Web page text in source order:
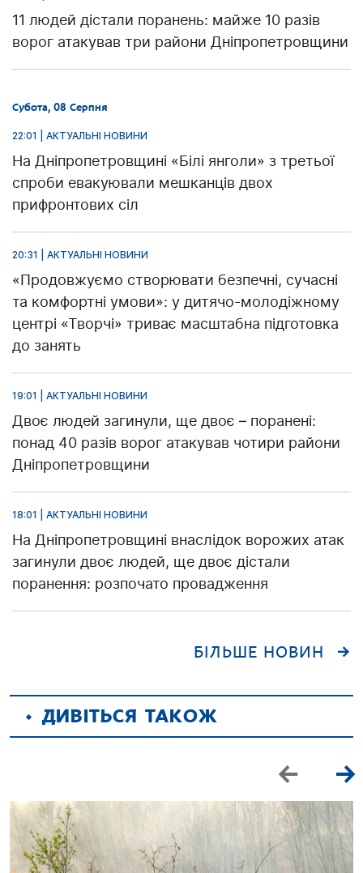
11 людей дістали поранень: майже 10 разів
ворог атакував три райони Дніпропетровщини
Субота, 08 Серпня
22:01 | АКТУАЛЬНІ НОВИНИ
На Дніпропетровщині «Білі янголи» з третьої
спроби евакуювали мешканців двох
прифронтових сіл
20:31 | АКТУАЛЬНІ НОВИНИ
«Продовжуємо створювати безпечні, сучасні
та комфортні умови»: у дитячо-молодіжному
центрі «Творчі» триває масштабна підготовка
до занять
19:01 | АКТУАЛЬНІ НОВИНИ
Двоє людей загинули, ще двоє – поранені:
понад 40 разів ворог атакував чотири райони
Дніпропетровщини
18:01 | АКТУАЛЬНІ НОВИНИ
На Дніпропетровщині внаслідок ворожих атак
загинули двоє людей, ще двоє дістали
поранення: розпочато провадження
БІЛЬШЕ НОВИН
ДИВІТЬСЯ ТАКОЖ